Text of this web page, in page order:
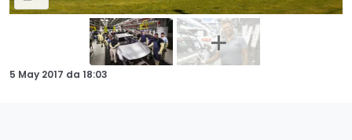
5 May 2017 da 18:03